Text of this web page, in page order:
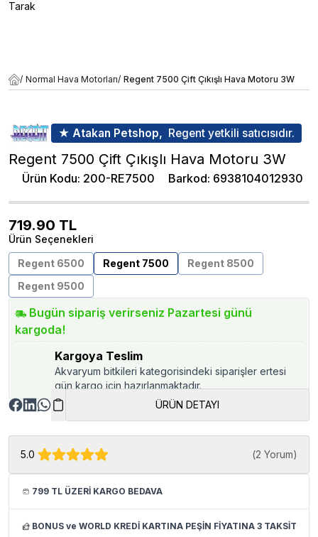
Tarak
/ Normal Hava Motorları/ Regent 7500 Çift Çıkışlı Hava Motoru 3W
★ Atakan Petshop, Regent yetkili satıcısıdır.
Regent 7500 Çift Çıkışlı Hava Motoru 3W
Ürün Kodu: 200-RE7500 Barkod: 6938104012930
719.90 TL
Ürün Seçenekleri
Regent 6500
Regent 7500
Regent 8500
Regent 9500
Bugün sipariş verirseniz Pazartesi günü
kargoda!
Kargoya Teslim
Akvaryum bitkileri kategorisindeki siparişler ertesi
gün kargo için hazırlanmaktadır.
ÜRÜN DETAYI
5.0 (2 Yorum)
799 TL ÜZERİ KARGO BEDAVA
BONUS ve WORLD KREDİ KARTINA PEŞİN FİYATINA 3 TAKSİT